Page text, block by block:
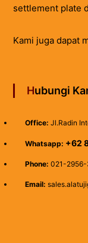
settlement plate
Kami juga dapat
Hubungi
Office: Jl.Radin
Whatsapp: +62
Phone: 021-
Email: